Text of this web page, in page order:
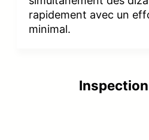
rapidement avec un
minimal.